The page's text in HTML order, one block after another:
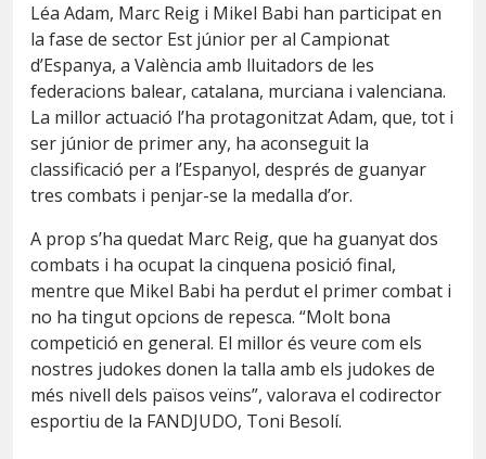
Léa Adam, Marc Reig i Mikel Babi han participat en
la fase de sector Est júnior per al Campionat
d’Espanya, a València amb lluitadors de les
federacions balear, catalana, murciana i valenciana.
La millor actuació l’ha protagonitzat Adam, que, tot i
ser júnior de primer any, ha aconseguit la
classificació per a l’Espanyol, després de guanyar
tres combats i penjar-se la medalla d’or.
A prop s’ha quedat Marc Reig, que ha guanyat dos
combats i ha ocupat la cinquena posició final,
mentre que Mikel Babi ha perdut el primer combat i
no ha tingut opcions de repesca. “Molt bona
competició en general. El millor és veure com els
nostres judokes donen la talla amb els judokes de
més nivell dels països veïns”, valorava el codirector
esportiu de la FANDJUDO, Toni Besolí.